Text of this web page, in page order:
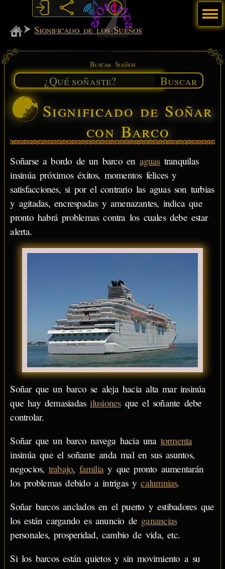
MiSabueso
Significado de los Sueños
Buscar Sueños
Buscar
Significado de Soñar
con Barco
Soñarse a bordo de un barco en aguastranquilas
insinúa próximos éxitos, momentos felices y
satisfacciones, si por el contrario las aguas son turbias
y agitadas, encrespadas y amenazantes, indica que
pronto habrá problemas contra los cuales debe estar
alerta.
Soñar que un barco se aleja hacia alta mar insinúa
que hay demasiadasilusionesque el soñante debe
controlar.
Soñar que un barco navega hacia una tormenta
insinúa que el soñante anda mal en sus asuntos,
negocios, trabajo, familiay que pronto aumentarán
los problemas debido a intrigas ycalumnias.
Soñar barcos anclados en el puerto y estibadores que
los están cargando es anuncio de ganancias
personales, prosperidad, cambio de vida, etc.
Si los barcos están quietos y sin movimiento a su
Menú